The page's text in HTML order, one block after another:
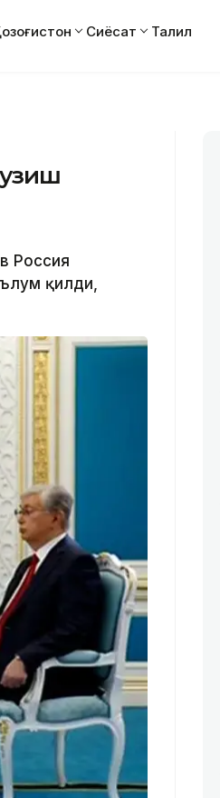
Сиёсат Таҳлил
Россия
қилди,